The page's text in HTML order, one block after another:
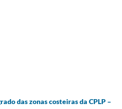
das zonas costeiras da CPLP –